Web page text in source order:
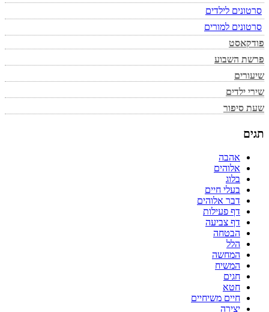
סרטונים לילדים
סרטונים למורים
פודקאסט
פרשת השבוע
שיעורים
שירי ילדים
שעת סיפור
תגים
אהבה
אלוהים
בלוג
בעלי חיים
דבר אלוהים
דף פעילות
דף צביעה
הבטחה
הלל
המחשה
המשיח
חגים
חטא
חיים משיחיים
יצירה